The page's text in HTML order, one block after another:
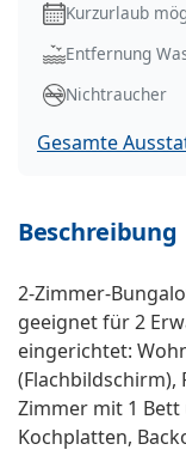
Kurzurlaub
Entfernung
Nichtraucher
Gesamte
Beschreibung
2-Zimmer-
geeignet für 2
eingerichtet:
(Flachbildschirm),
Zimmer mit 1
Kochplatten,